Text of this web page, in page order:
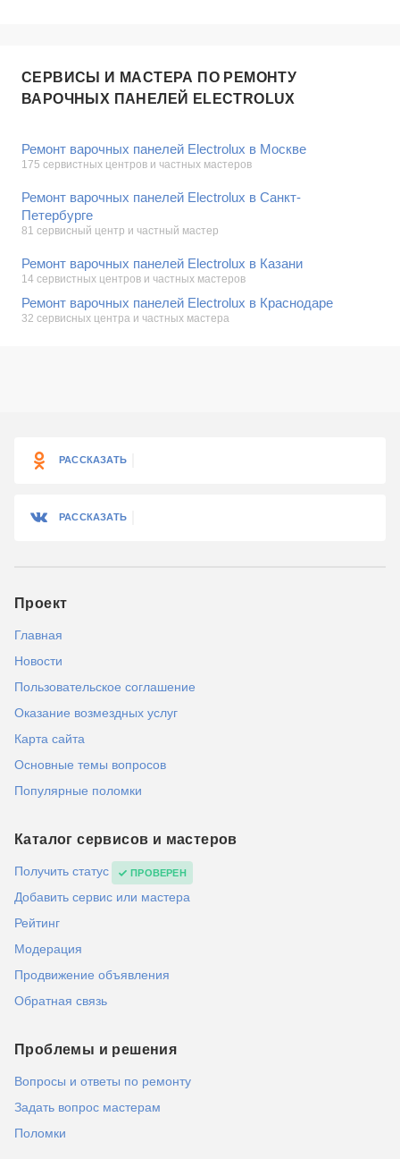
СЕРВИСЫ И МАСТЕРА ПО РЕМОНТУ
ВАРОЧНЫХ ПАНЕЛЕЙ ELECTROLUX
Ремонт варочных панелей Electrolux в Москве
175 сервистных центров и частных мастеров
Ремонт варочных панелей Electrolux в Санкт-
Петербурге
81 сервисный центр и частный мастер
Ремонт варочных панелей Electrolux в Казани
14 сервистных центров и частных мастеров
Ремонт варочных панелей Electrolux в Краснодаре
32 сервисных центра и частных мастера
РАССКАЗАТЬ
РАССКАЗАТЬ
Проект
Главная
Новости
Пользовательское соглашение
Оказание возмездных услуг
Карта сайта
Основные темы вопросов
Популярные поломки
Каталог сервисов и мастеров
Получить статус ПРОВЕРЕН
Добавить сервис или мастера
Рейтинг
Модерация
Продвижение объявления
Обратная связь
Проблемы и решения
Вопросы и ответы по ремонту
Задать вопрос мастерам
Поломки